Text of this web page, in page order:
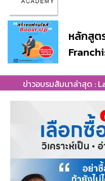
หลักสูต
ข่าวอบรมสัมนาล่าสุด :